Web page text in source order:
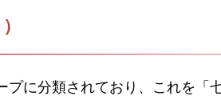
プに分類されており、これを「